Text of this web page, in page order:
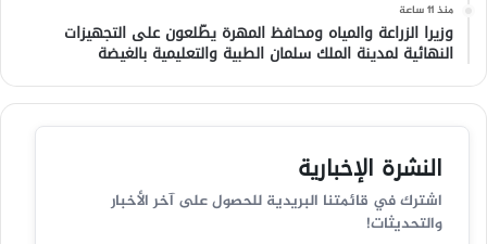
منذ 11 ساعة
وزيرا الزراعة والمياه ومحافظ المهرة يطّلعون على التجهيزات
النهائية لمدينة الملك سلمان الطبية والتعليمية بالغيضة
النشرة الإخبارية
اشترك في قائمتنا البريدية للحصول على آخر الأخبار
والتحديثات!